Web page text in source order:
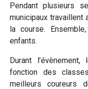
Pendant plusieurs
municipaux travaillent
la course.
enfants.
Durant
fonction des
meilleurs coureurs